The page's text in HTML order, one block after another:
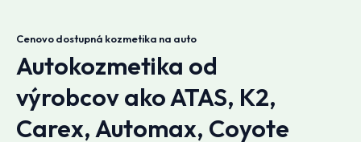
Cenovo dostupná kozmetika na auto
Autokozmetika od
výrobcov ako ATAS, K2,
Carex, Automax, Coyote